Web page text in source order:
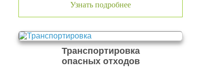
Узнать подробнее
Транспортировка
опасных отходов